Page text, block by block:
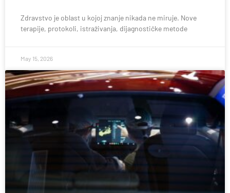
Zdravstvo je oblast u kojoj znanje nikada ne miruje. Nove
terapije, protokoli, istraživanja, dijagnostičke metode
May 15, 2026